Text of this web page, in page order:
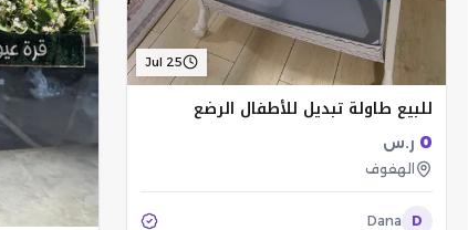
Jul 25
للبيع طاولة تبديل للأطفال الرضع
0 ر.س
الهفوف
D
Dana